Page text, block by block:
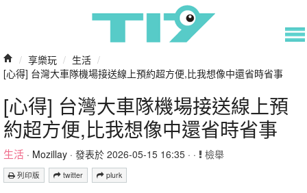
/ 享樂玩 / 生活 /
[心得] 台灣大車隊機場接送線上預約超方便,比我想像中還省時省事
[心得] 台灣大車隊機場接送線上預
約超方便,比我想像中還省時省事
生活 · Mozillay · 發表於 2026-05-15 16:35 · · 檢舉
列印版 twitter plurk